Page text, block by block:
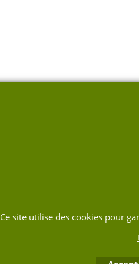
Ce site utilise des cookies pour